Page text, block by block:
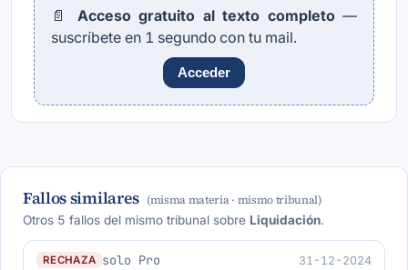
📄 Acceso gratuito al texto completo—
suscríbete en 1 segundo con tu mail.
Acceder
Fallos similares (misma materia · mismo tribunal)
Otros 5 fallos del mismo tribunal sobre Liquidación.
RECHAZA solo Pro 31-12-2024